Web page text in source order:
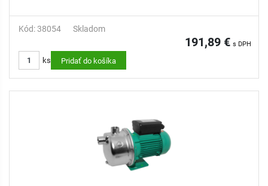
Kód: 38054 Skladom
191,89 € s DPH
ks Pridať do košíka